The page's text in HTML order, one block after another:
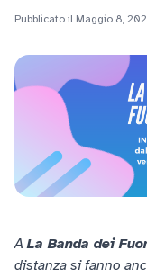
Pubblicato il Maggio 8,
ALa Banda dei
distanza si fanno